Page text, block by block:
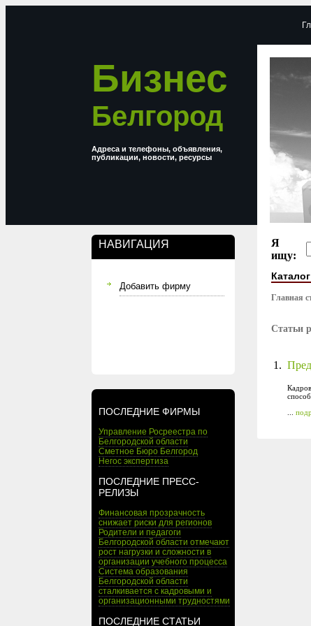
Бизнес
Белгород
Адреса и телефоны, объявления,
публикации, новости, ресурсы
НАВИГАЦИЯ
Добавить фирму
ПОСЛЕДНИЕ ФИРМЫ
Управление Росреестра по
Белгородской области
Сметное Бюро Белгород
Негос экспертиза
ПОСЛЕДНИЕ ПРЕСС-
РЕЛИЗЫ
Финансовая прозрачность
снижает риски для регионов
Родители и педагоги
Белгородской области отмечают
рост нагрузки и сложности в
организации учебного процесса
Система образования
Белгородской области
сталкивается с кадровыми и
организационными трудностями
ПОСЛЕДНИЕ СТАТЬИ
Я
ищу:
Главная
Статьи
1.